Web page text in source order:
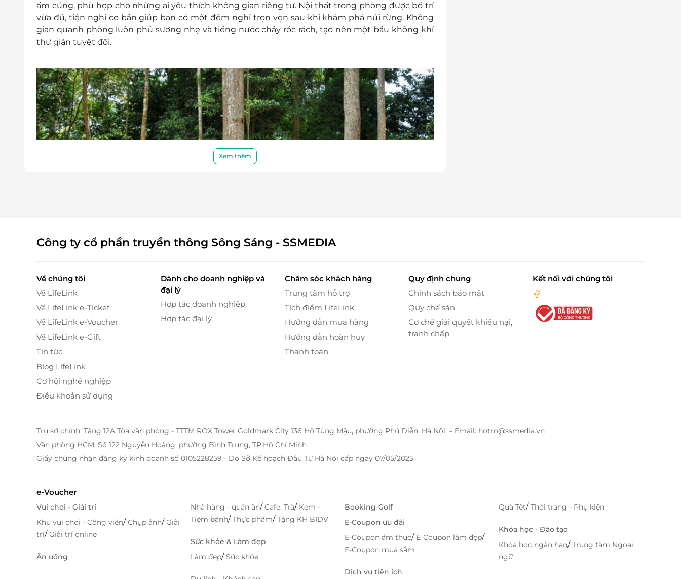
ấm cúng, phù hợp cho những ai yêu thích không gian riêng tư. Nội thất trong phòng được bố trí
vừa đủ, tiện nghi cơ bản giúp bạn có một đêm nghỉ trọn vẹn sau khi khám phá núi rừng. Không
gian quanh phòng luôn phủ sương nhẹ và tiếng nước chảy róc rách, tạo nên một bầu không khí
thư giãn tuyệt đối.
Tiện ích bao gồm khi đặt phòng qua LifeLink
Vé vào cổng khu du lịch Đam’bri.
Vé thang máy khứ hồi để tham quan thác Đam'bri – biểu tượng hùng vĩ của Lâm Đồng.
Bữa sáng kèm cafe hoặc nước ngọt.
Hai chai nước suối miễn phí mỗi ngày.
Wifi miễn phí trong phòng.
Nội thất cơ bản, sạch sẽ, đáp ứng nhu cầu nghỉ dưỡng thư giãn.
Xem thêm
Công ty cổ phần truyền thông Sông Sáng - SSMEDIA
Về chúng tôi
Về LifeLink
Về LifeLink e-Ticket
Về LifeLink e-Voucher
Về LifeLink e-Gift
Tin tức
Blog LifeLink
Cơ hội nghề nghiệp
Điều khoản sử dụng
Dành cho doanh nghiệp và
đại lý
Hợp tác doanh nghiệp
Hợp tác đại lý
Chăm sóc khách hàng
Trung tâm hỗ trợ
Tích điểm LifeLink
Hướng dẫn mua hàng
Hướng dẫn hoàn huỷ
Thanh toán
Quy định chung
Chính sách bảo mật
Quy chế sàn
Cơ chế giải quyết khiếu nại,
tranh chấp
Kết nối với chúng tôi
Trụ sở chính: Tầng 12A Tòa văn phòng - TTTM ROX Tower Goldmark City 136 Hồ Tùng Mậu, phường Phú Diễn, Hà Nội. – Email: hotro@ssmedia.vn
Văn phòng HCM: Số 122 Nguyễn Hoàng, phường Bình Trưng, TP.Hồ Chí Minh
Giấy chứng nhận đăng ký kinh doanh số 0105228259 - Do Sở Kế hoạch Đầu Tư Hà Nội cấp ngày 07/05/2025
e-Voucher
Vui chơi - Giải trí
Khu vui chơi - Công viên/Chụp ảnh/Giải
trí/Giải trí online
Ăn uống
Nhà hàng - quán ăn/Cafe, Trà/ Kem -
Tiệm bánh/Thực phẩm/Tặng KH BIDV
Sức khỏe & Làm đẹp
Làm đẹp/Sức khỏe
Booking Golf
E-Coupon ưu đãi
E-Coupon ẩm thực/ E-Coupon làm đẹp/
E-Coupon mua sắm
Dịch vụ tiện ích
Quà Tết/Thời trang - Phụ kiện
Khóa học - Đào tạo
Khóa học ngắn hạn/Trung tâm Ngoại
ngữ